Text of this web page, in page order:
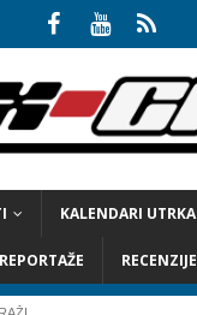
KALENDARI UTRKA
REPORTAŽE RECENZIJE